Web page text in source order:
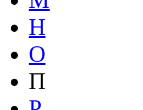
Н
О
П